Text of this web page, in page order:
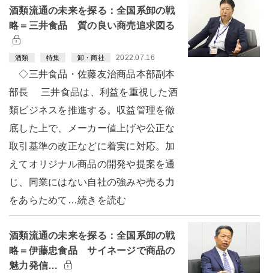
酒類流通の未来を探る：全国系卸の戦
略＝三井食品 質の良い商売追求図る
酒類 特集 卸・商社 2022.07.16
◇三井食品・佐藤友治商品本部副本
部長 三井食品は、利益を重視した酒
類ビジネスを推進する。収益管理を徹
底した上で、メーカー値上げや公正な
取引基準の改正などに着実に対応。加
えてオリジナル商品の開発や提案を通
じ、同業にはない自社の強みや売る力
をあらためて…続きを読む
酒類流通の未来を探る：全国系卸の戦
略＝伊藤忠食品 サイネージで商品の
魅力発信…